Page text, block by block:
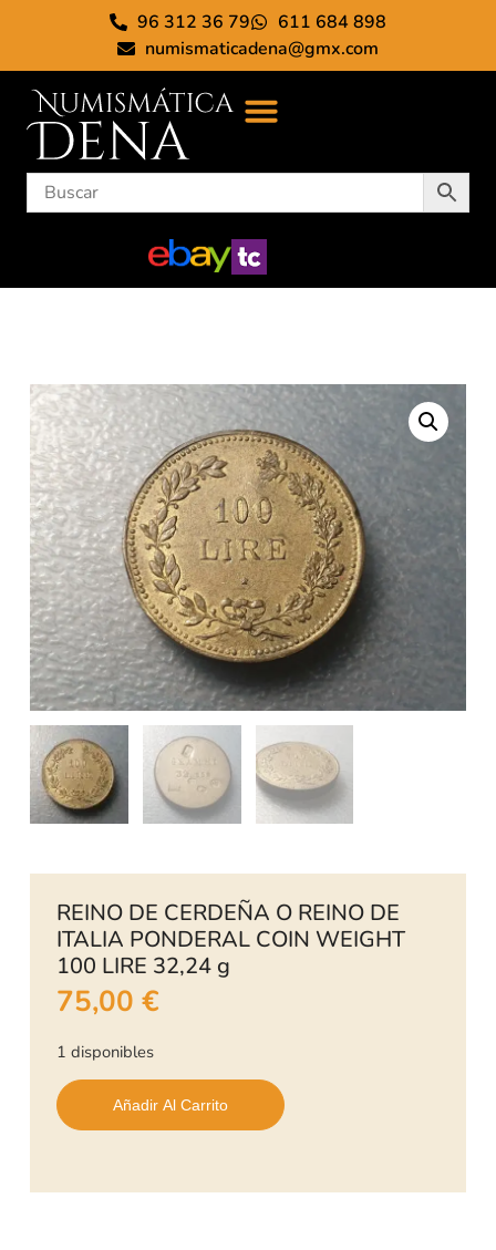
96 312 36 79
611 684 898
numismaticadena@gmx.com
REINO DE CERDEÑA O REINO DE
ITALIA PONDERAL COIN WEIGHT
100 LIRE 32,24 g
75,00 €
1 disponibles
Añadir Al Carrito